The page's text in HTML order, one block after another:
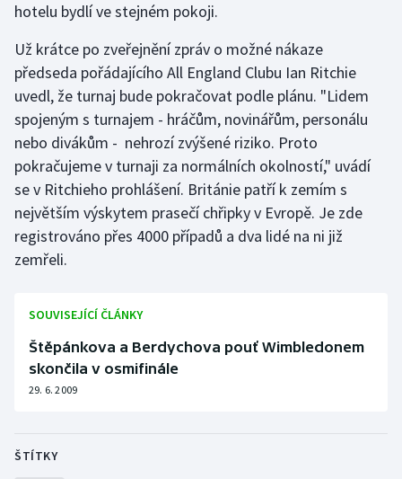
Lezení
Lyže a snowboard
Moderní pětiboj
Motorsport
Olympijské hry
Parasport
Plážový volejbal
Ragby
Rychlostní kanoistika
hotelu bydlí ve stejném pokoji.
Už krátce po zveřejnění zpráv o možné nákaze
předseda pořádajícího All England Clubu Ian Ritchie
uvedl, že turnaj bude pokračovat podle plánu. "Lidem
spojeným s turnajem - hráčům, novinářům, personálu
nebo divákům - nehrozí zvýšené riziko. Proto
pokračujeme v turnaji za normálních okolností," uvádí
se v Ritchieho prohlášení. Británie patří k zemím s
největším výskytem prasečí chřipky v Evropě. Je zde
registrováno přes 4000 případů a dva lidé na ni již
zemřeli.
SOUVISEJÍCÍ ČLÁNKY
Štěpánkova a Berdychova pouť Wimbledonem
skončila v osmifinále
29. 6. 2009
ŠTÍTKY